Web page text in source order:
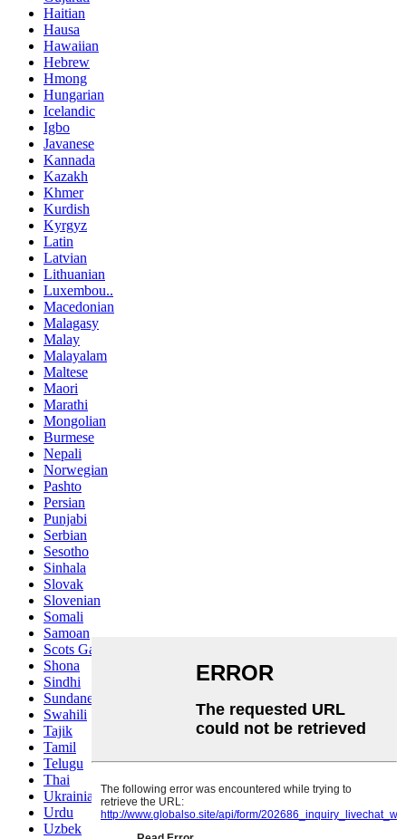
Haitian
Hausa
Hawaiian
Hebrew
Hmong
Hungarian
Icelandic
Igbo
Javanese
Kannada
Kazakh
Khmer
Kurdish
Kyrgyz
Latin
Latvian
Lithuanian
Luxembou..
Macedonian
Malagasy
Malay
Malayalam
Maltese
Maori
Marathi
Mongolian
Burmese
Nepali
Norwegian
Pashto
Persian
Punjabi
Serbian
Sesotho
Sinhala
Slovak
Slovenian
Somali
Samoan
Scots Gaelic
Shona
Sindhi
Sundanese
Swahili
Tajik
Tamil
Telugu
Thai
Ukrainian
Urdu
Uzbek